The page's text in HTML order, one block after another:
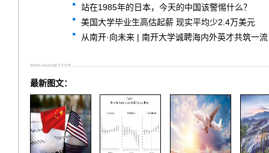
站在1985年的日本，今天的中国该警惕什么？
美国大学毕业生高估起薪 现实平均少2.4万美元
从南开·向未来 | 南开大学诚聘海内外英才共筑一流
最新图文：